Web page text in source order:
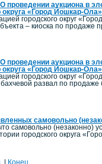
О проведении аукциона в
округа «Город Йошкар-Ола»
городского округ
– киоска по продаже
О проведении аукциона в
округа «Город Йошкар-Ола»
городского округ
развал по
самовольно
самовольно (незаконно)
городского округа
Конец